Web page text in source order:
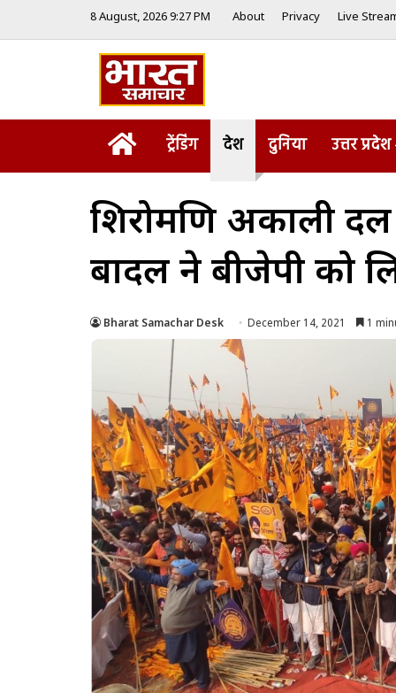
8 August, 2026 9:27 PM About Privacy Live
Homeट्रेंडिंग देश दुनिया उत्तर प्रदेश
शिरोमणि अकाली दल
बादल ने बीजेपी को
Bharat Samachar Desk December 14, 2021 1